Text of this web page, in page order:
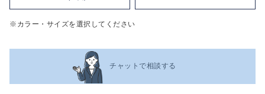
※カラー・サイズを選択してください
チャットで相談する